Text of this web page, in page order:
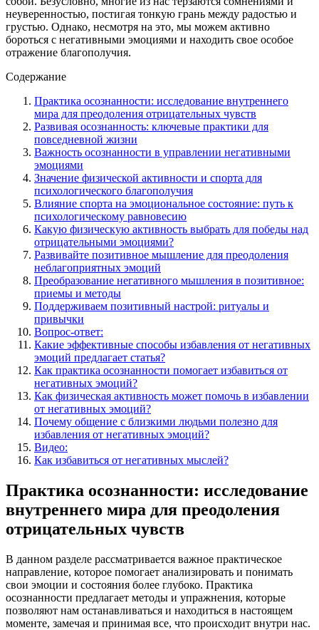
неуверенностью, постигая тонкую грань между радостью и
грустью. Однако, несмотря на это, мы можем активно
бороться с негативными эмоциями и находить свое особое
отражение благополучия.
Содержание
Практика осознанности: исследование внутреннего
мира для преодоления отрицательных чувств
Развивая осознанность: ключевые практики для
повседневной жизни
Важность осознанности в управлении негативными
эмоциями
Значение физической активности и спорта для
психологического благополучия
Влияние спорта на эмоциональное состояние: путь к
психологическому равновесию
Какую физическую активность выбрать для победы над
отрицательными эмоциями?
Развивайте позитивное мышление для преодоления
неблагоприятных эмоций
Преобразование негативного мышления в позитивное:
приемы и методы
Поддерживаем позитивный настрой: ритуалы и
привычки
Вопрос-ответ:
Какие эффективные способы избавления от негативных
эмоций предлагает статья?
Как практика осознанности помогает избавиться от
негативных эмоций?
Как физическая активность может помочь в избавлении
от негативных эмоций?
Почему общение с близкими людьми полезно для
избавления от негативных эмоций?
Видео:
Как избавиться от негативных мыслей?
Практика осознанности: исследование
внутреннего мира для преодоления
отрицательных чувств
В данном разделе рассматривается важное практическое
направление, которое помогает анализировать и понимать
свои эмоции и состояния более глубоко. Практика
осознанности предлагает методы и упражнения, которые
позволяют нам останавливаться и находиться в настоящем
моменте, замечая и принимая все, что происходит внутри нас.